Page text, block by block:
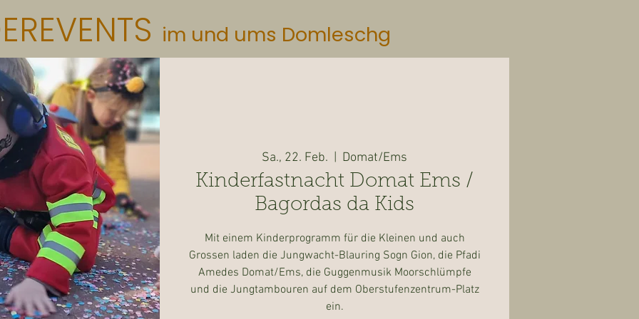
im und ums Domleschg
Sa., 22. Feb. Domat/Ems
Kinderfastnacht Domat Ems /
Bagordas da Kids
Mit einem Kinderprogramm für die Kleinen und auch
Grossen laden die Jungwacht-Blauring Sogn Gion, die Pfadi
Amedes Domat/Ems, die Guggenmusik Moorschlümpfe
und die Jungtambouren auf dem Oberstufenzentrum-Platz
ein.